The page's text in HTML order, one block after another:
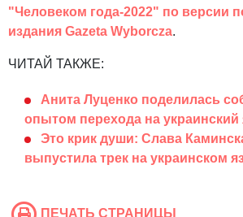
"Человеком года-2022" по версии
издания Gazeta Wyborcza.
ЧИТАЙ ТАКЖЕ:
Анита Луценко поделилась
опытом перехода на украинский
Это крик души: Слава
выпустила трек на украинском
ПЕЧАТЬ СТРАНИЦЫ